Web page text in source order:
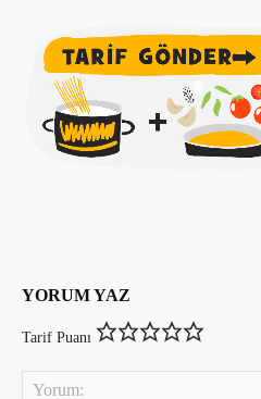
YORUM YAZ
Tarif Puanı